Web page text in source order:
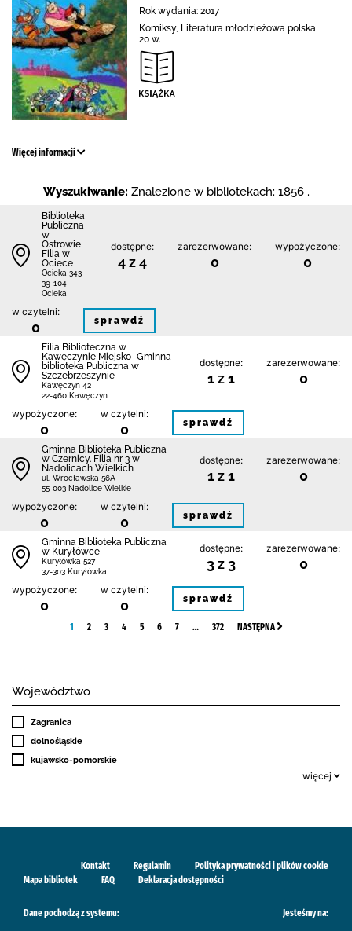
Rok wydania: 2017
Komiksy, Literatura młodzieżowa polska
20 w.
Więcej informacji
Wyszukiwanie: Znalezione w bibliotekach: 1856 .
Biblioteka
Publiczna
w
Ostrowie
Filia w
Ociece
Ocieka 343
39-104
Ocieka
dostępne:
4 z 4
zarezerwowane:
0
wypożyczone:
0
w czytelni:
0 sprawdź
Filia Biblioteczna w
Kawęczynie Miejsko–Gminna
biblioteka Publiczna w
Szczebrzeszynie
Kawęczyn 42
22-460 Kawęczyn
dostępne:
1 z 1
zarezerwowane:
0
wypożyczone:
0
w czytelni:
0 sprawdź
Gminna Biblioteka Publiczna
w Czernicy. Filia nr 3 w
Nadolicach Wielkich
ul. Wrocławska 56A
55-003 Nadolice Wielkie
dostępne:
1 z 1
zarezerwowane:
0
wypożyczone:
0
w czytelni:
0 sprawdź
Gminna Biblioteka Publiczna
w Kuryłówce
Kuryłówka 527
37-303 Kuryłówka
dostępne:
3 z 3
zarezerwowane:
0
wypożyczone:
0
w czytelni:
0 sprawdź
1 2 3 4 5 6 7 … 372 NASTĘPNA
Województwo
Zagranica
dolnośląskie
kujawsko-pomorskie
więcej
Kontakt Regulamin
Polityka prywatności i plików cookie
Mapa bibliotek
FAQ Deklaracja dostępności
Dane pochodzą z systemu: Jesteśmy na: